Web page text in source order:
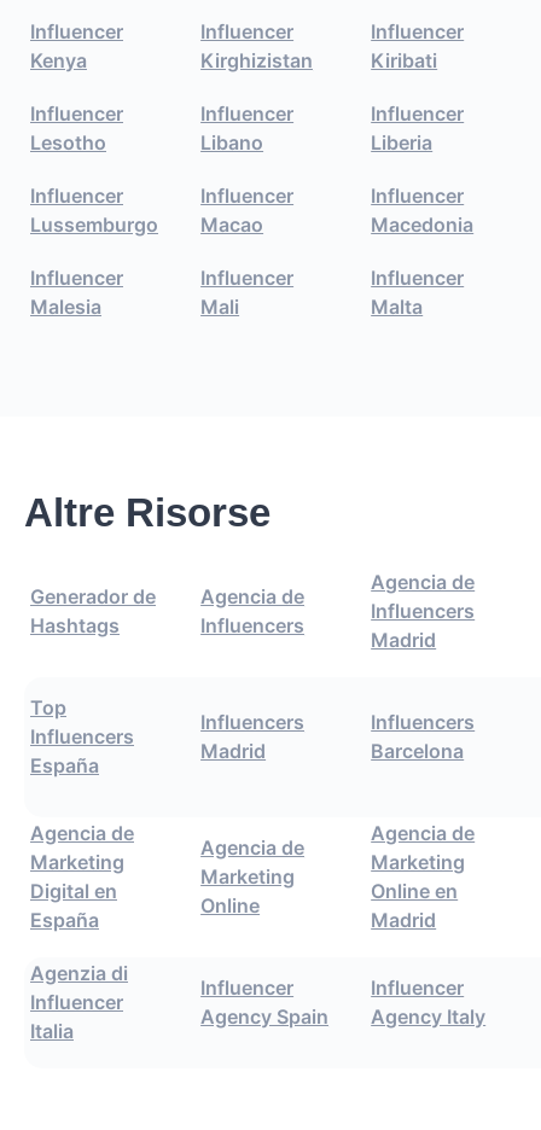
Influencer
Kenya
Influencer
Kirghizistan
Influencer
Kiribati
Influencer
Lesotho
Influencer
Libano
Influencer
Liberia
Influencer
Lussemburgo
Influencer
Macao
Influencer
Macedonia
Influencer
Malesia
Influencer
Mali
Influencer
Malta
Altre Risorse
Generador de
Hashtags
Agencia de
Influencers
Agencia de
Influencers
Madrid
Top
Influencers
España
Influencers
Madrid
Influencers
Barcelona
Agencia de
Marketing
Digital en
España
Agencia de
Marketing
Online
Agencia de
Marketing
Online en
Madrid
Agenzia di
Influencer
Italia
Influencer
Agency Spain
Influencer
Agency Italy